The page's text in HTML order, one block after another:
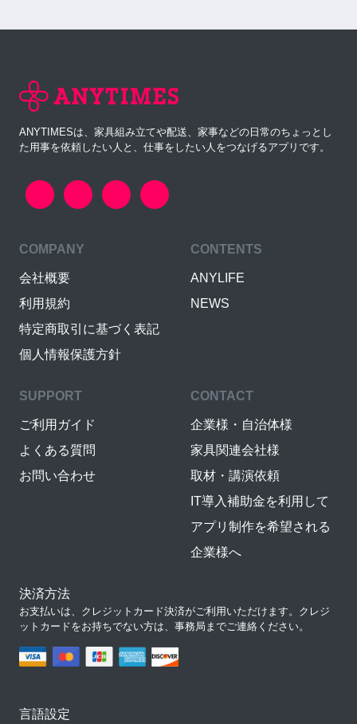
ANYTIMESは、家具組み立てや配送、家事などの日常のちょっとし
た用事を依頼したい人と、仕事をしたい人をつなげるアプリです。
COMPANY
会社概要
利用規約
特定商取引に基づく表記
個人情報保護方針
CONTENTS
ANYLIFE
NEWS
SUPPORT
ご利用ガイド
よくある質問
お問い合わせ
CONTACT
企業様・自治体様
家具関連会社様
取材・講演依頼
IT導入補助金を利用して
アプリ制作を希望される
企業様へ
決済方法
お支払いは、クレジットカード決済がご利用いただけます。クレジ
ットカードをお持ちでない方は、事務局までご連絡ください。
言語設定